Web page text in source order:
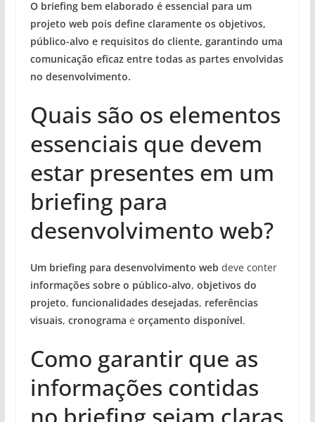
O briefing bem elaborado é essencial para um
projeto web pois define claramente os objetivos,
público-alvo e requisitos do cliente, garantindo uma
comunicação eficaz entre todas as partes envolvidas
no desenvolvimento.
Quais são os elementos
essenciais que devem
estar presentes em um
briefing para
desenvolvimento web?
Um briefing para desenvolvimento web deve conter
informações sobre o público-alvo, objetivos do
projeto, funcionalidades desejadas, referências
visuais, cronograma e orçamento disponível.
Como garantir que as
informações contidas